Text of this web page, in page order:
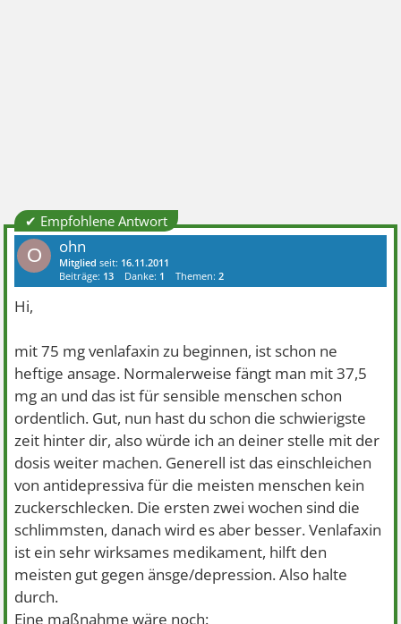
✔ Empfohlene Antwort
O ohn
Mitglied seit: 16.11.2011
Beiträge: 13 Danke: 1 Themen:2
Hi,
mit 75 mg venlafaxin zu beginnen, ist schon ne
heftige ansage. Normalerweise fängt man mit 37,5
mg an und das ist für sensible menschen schon
ordentlich. Gut, nun hast du schon die schwierigste
zeit hinter dir, also würde ich an deiner stelle mit der
dosis weiter machen. Generell ist das einschleichen
von antidepressiva für die meisten menschen kein
zuckerschlecken. Die ersten zwei wochen sind die
schlimmsten, danach wird es aber besser. Venlafaxin
ist ein sehr wirksames medikament, hilft den
meisten gut gegen änsge/depression. Also halte
durch.
Eine maßnahme wäre noch: